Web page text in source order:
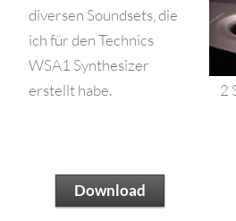
diversen Soundsets, die
ich für den Technics
WSA1 Synthesizer
erstellt habe.
Download
2